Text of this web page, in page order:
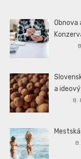
a
8.